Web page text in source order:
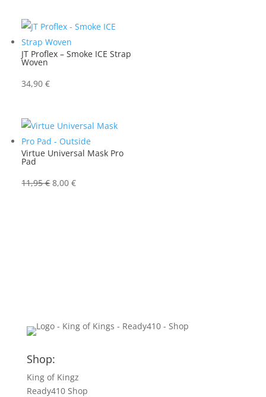
JT Proflex – Smoke ICE Strap
Woven
34,90€
Virtue Universal Mask Pro
Pad
11,95€Ursprünglicher
8,00€Aktueller
Shop:
King of Kingz
Ready410 Shop